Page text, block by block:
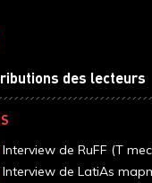
des lecteurs
Interview de RuFF (T
Interview de LatiAs